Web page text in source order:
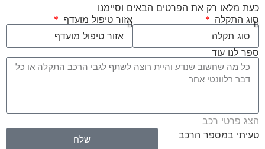
כעת מלאו רק את הפרטים הבאים וסיימנו
סוג התקלה
אזור טיפול מועדף
ספר לנו עוד
הצג פרטי רכב
טעיתי במספר הרכב
שלח